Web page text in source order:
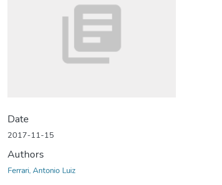
Date
2017-11-15
Authors
Ferrari, Antonio Luiz